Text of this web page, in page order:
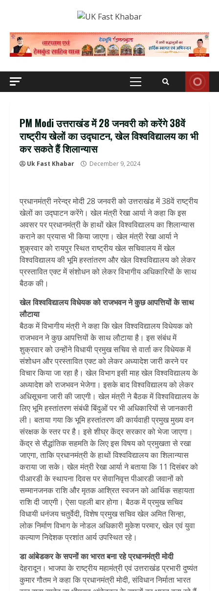
Primary
PM Modi उत्तराखंड में 28 जनवरी को करेंगे 38वें
राष्ट्रीय खेलों का उद्घाटन, खेल विश्वविद्यालय का भी
कर सकते हैं शिलान्यास
Uk Fast Khabar December 9, 2024
प्रधानमंत्री नरेन्द्र मोदी 28 जनवरी को उत्तराखंड में 38वें राष्ट्रीय
खेलों का उद्घाटन करेंगे। खेल मंत्री रेखा आर्या ने कहा कि इस
अवसर पर प्रधानमंत्री के हाथों खेल विश्वविद्यालय का शिलान्यास
कराने का प्रयास भी किया जाएगा। खेल मंत्री रेखा आर्या ने
शुक्रवार को रायपुर स्थित राष्ट्रीय खेल सचिवालय में खेल
विश्वविद्यालय की भूमि हस्तांतरण और खेल विश्वविद्यालय को लेकर
प्रस्तावित एक्ट में संशोधन को लेकर विभागीय अधिकारियों के साथ
बैठक की।
खेल विश्वविद्यालय विधेयक को राजभवन ने कुछ आपत्तियों के साथ
लौटाया
बैठक में विभागीय मंत्री ने कहा कि खेल विश्वविद्यालय विधेयक को
राजभवन ने कुछ आपत्तियों के साथ लौटाया है। इस संबंध में
शुक्रवार को उन्होंने विधायी प्रमुख सचिव से वार्ता कर विधेयक में
संशोधन और प्रस्तावित एक्ट को लेकर अध्यादेश जारी करने पर
विचार किया जा रहा है। खेल विभाग इसी माह खेल विश्वविद्यालय के
अध्यादेश को राजभवन भेजेगा। इसके बाद विश्वविद्यालय को लेकर
अधिसूचना जारी की जाएगी। खेल मंत्री ने बैठक में विश्वविद्यालय के
लिए भूमि हस्तांतरण संबंधी बिंदुओं पर भी अधिकारियों से जानकारी
ली। बताया गया कि भूमि हस्तांतरण की कार्यवाही प्रमुख मुख्य वन
संरक्षक के स्तर पर है। इसे शीघ्र केंद्र सरकार को भेजा जाएगा।
केंद्र से सैद्धांतिक सहमति के लिए इस विषय को प्रमुखता से रखा
जाएगा, ताकि प्रधानमंत्री के हाथों विश्वविद्यालय का शिलान्यास
कराया जा सके। खेल मंत्री रेखा आर्या ने बताया कि 11 दिसंबर को
पीआरडी के स्थापना दिवस पर सेवानिवृत्त पीआरडी जवानों को
सम्मानजनक राशि और मृतक आश्रित स्वजन को आर्थिक सहायता
राशि दी जाएगी। ऐसा पहली बार होगा। बैठक में प्रमुख सचिव
विधायी धनंजय चतुर्वेदी, विशेष प्रमुख सचिव खेल अमित सिन्हा,
लोक निर्माण विभाग के नोडल अधिकारी मुकेश परमार, खेल एवं युवा
कल्याण निदेशक प्रशांत आर्य उपस्थित रहे।
डा आंबेडकर के सपनों का भारत बना रहे प्रधानमंत्री मोदी
देहरादून। भाजपा के राष्ट्रीय महामंत्री एवं उत्तराखंड प्रभारी दुष्यंत
कुमार गौतम ने कहा कि प्रधानमंत्री मोदी, संविधान निर्माता भारत